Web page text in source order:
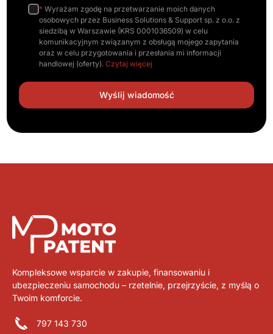
* Wyrażam zgodę na przetwarzanie moich danych
osobowych przez Business Solutions & Support sp. z o.o. z
siedzibą w Warszawie (KRS 0001036509) w celu
komunikacyjnym związanym z obsługą mojego zapytania
oraz w celu przygotowania i przesłania mi informacji
handlowej (oferty).Czytaj więcej
Kompleksowe wsparcie w zakupie, finansowaniu i
ubezpieczeniu samochodu – rzetelnie, przejrzyście, z myślą o
Twoim komforcie.
797 143 730